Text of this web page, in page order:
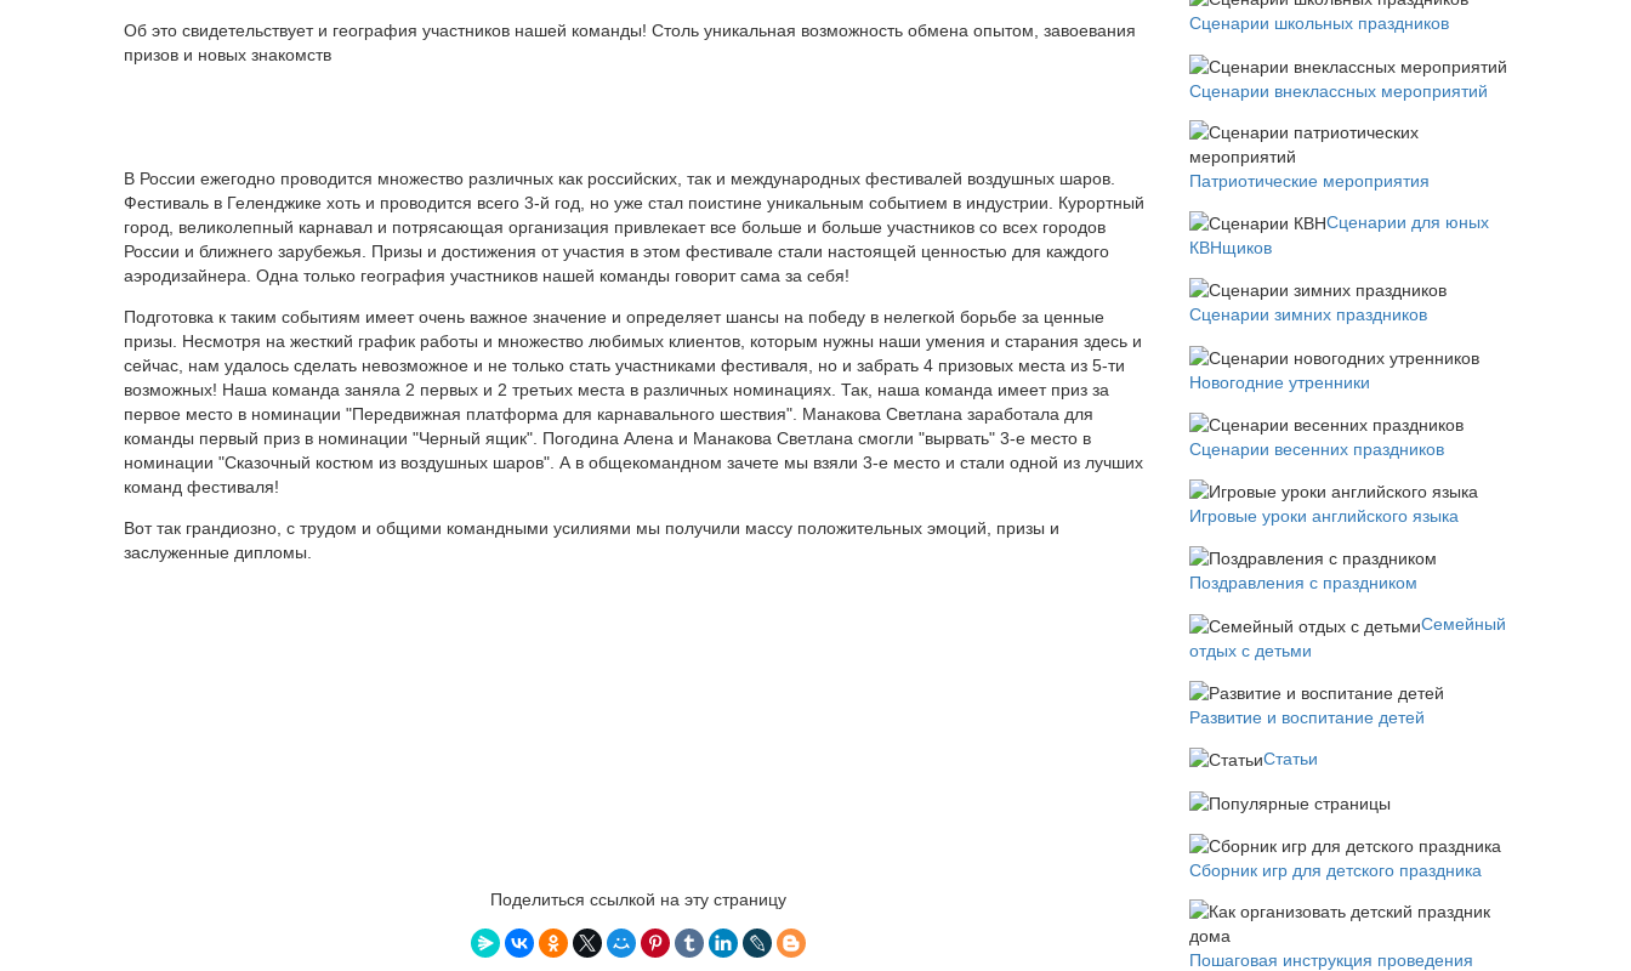
Об это свидетельствует и география участников нашей команды! Столь уникальная возможность обмена опытом, завоевания
призов и новых знакомств
В России ежегодно проводится множество различных как российских, так и международных фестивалей воздушных шаров.
Фестиваль в Геленджике хоть и проводится всего 3-й год, но уже стал поистине уникальным событием в индустрии. Курортный
город, великолепный карнавал и потрясающая организация привлекает все больше и больше участников со всех городов
России и ближнего зарубежья. Призы и достижения от участия в этом фестивале стали настоящей ценностью для каждого
аэродизайнера. Одна только география участников нашей команды говорит сама за себя!
Подготовка к таким событиям имеет очень важное значение и определяет шансы на победу в нелегкой борьбе за ценные
призы. Несмотря на жесткий график работы и множество любимых клиентов, которым нужны наши умения и старания здесь и
сейчас, нам удалось сделать невозможное и не только стать участниками фестиваля, но и забрать 4 призовых места из 5-ти
возможных! Наша команда заняла 2 первых и 2 третьих места в различных номинациях. Так, наша команда имеет приз за
первое место в номинации "Передвижная платформа для карнавального шествия". Манакова Светлана заработала для
команды первый приз в номинации "Черный ящик". Погодина Алена и Манакова Светлана смогли "вырвать" 3-е место в
номинации "Сказочный костюм из воздушных шаров". А в общекомандном зачете мы взяли 3-е место и стали одной из лучших
команд фестиваля!
Вот так грандиозно, с трудом и общими командными усилиями мы получили массу положительных эмоций, призы и
заслуженные дипломы.
Поделиться ссылкой на эту страницу
Сценарии школьных праздников
Сценарии внеклассных мероприятий
Патриотические мероприятия
Сценарии для юных
КВНщиков
Сценарии зимних праздников
Новогодние утренники
Сценарии весенних праздников
Игровые уроки английского языка
Поздравления с праздником
Семейный
отдых с детьми
Развитие и воспитание детей
Статьи
Сборник игр для детского праздника
Пошаговая инструкция проведения